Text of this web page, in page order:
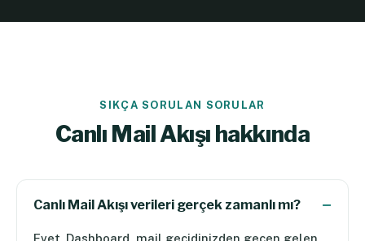
SIKÇA SORULAN SORULAR
Canlı Mail Akışı hakkında
Canlı Mail Akışı verileri gerçek zamanlı mı?
Evet. Dashboard, mail geçidinizden geçen gelen